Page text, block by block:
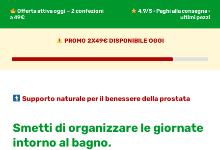
Offerta attiva oggi — 2 confezioni
a 49€
4,9/5 · Paghi alla consegna ·
ultimi pezzi
PROMO 2X49€ DISPONIBILE OGGI
Supporto naturale per il benessere della prostata
Smetti di organizzare le giornate
intorno al bagno.